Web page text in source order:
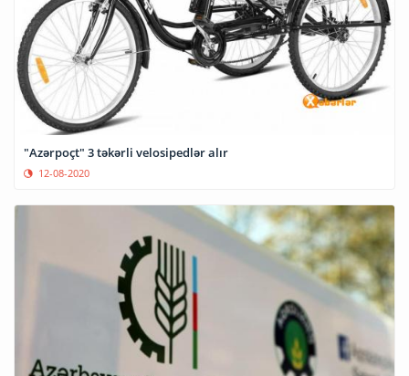
"Azərpoçt" 3 təkərli velosipedlər alır
12-08-2020